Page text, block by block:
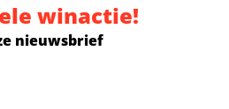
winactie!
nieuwsbrief